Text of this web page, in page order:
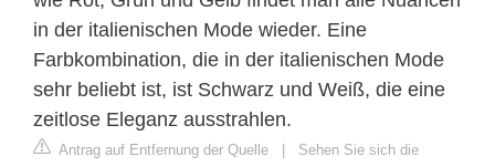
in der italienischen Mode wieder. Eine
Farbkombination, die in der italienischen Mode
sehr beliebt ist, ist Schwarz und Weiß, die eine
zeitlose Eleganz ausstrahlen.
Antrag auf Entfernung der Quelle | Sehen Sie sich die